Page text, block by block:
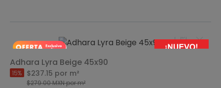
Adhara Lyra Beige 45x90
15% $237.15 por m²
$279.00MXNpor m²